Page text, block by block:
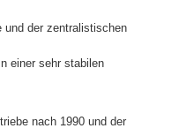
und der zentralistischen
einer sehr stabilen
nach 1990 und der